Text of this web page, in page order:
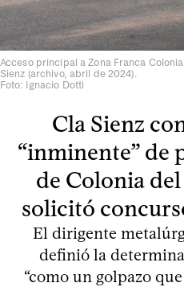
Acceso principal a Zona Franca
Sienz (archivo, abril de 2024).
Foto: Ignacio Dotti
Cla Sienz
“inminente” de
de Colonia
solicitó
El dirigente
definió la
“como un golpazo